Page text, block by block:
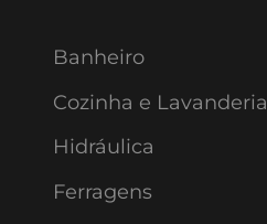
Banheiro
Cozinha e Lavanderia
Hidráulica
Ferragens